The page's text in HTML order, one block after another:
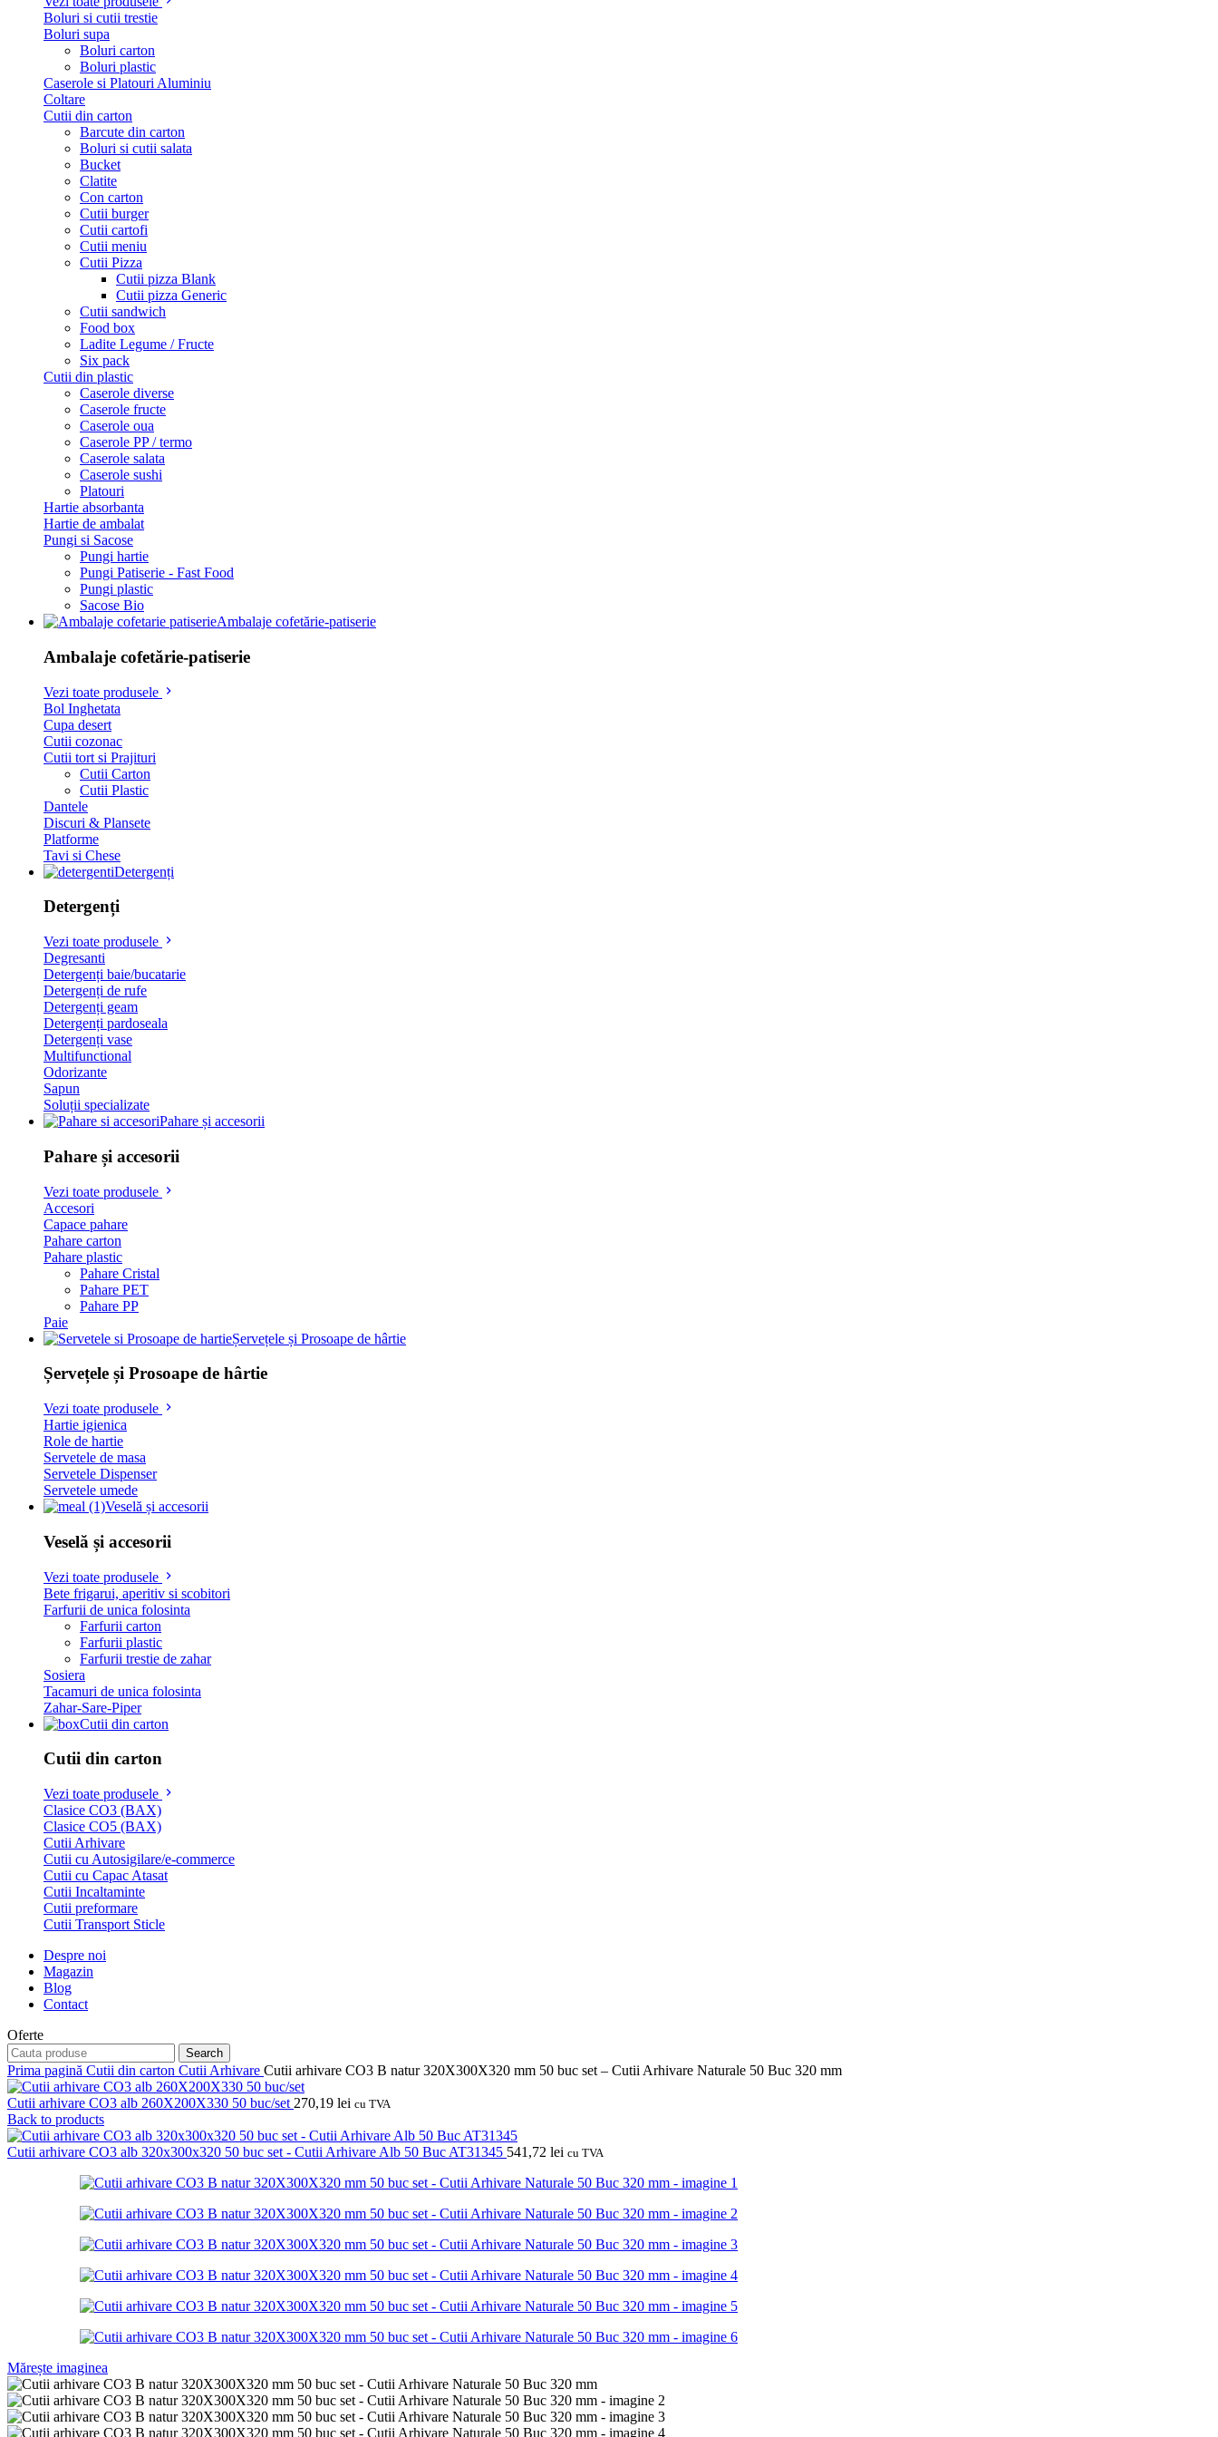
Boluri si cutii trestie
Boluri supa
Boluri carton
Boluri plastic
Caserole si Platouri Aluminiu
Coltare
Cutii din carton
Barcute din carton
Boluri si cutii salata
Bucket
Clatite
Con carton
Cutii burger
Cutii cartofi
Cutii meniu
Cutii Pizza
Cutii pizza Blank
Cutii pizza Generic
Cutii sandwich
Food box
Ladite Legume / Fructe
Six pack
Cutii din plastic
Caserole diverse
Caserole fructe
Caserole oua
Caserole PP / termo
Caserole salata
Caserole sushi
Platouri
Hartie absorbanta
Hartie de ambalat
Pungi si Sacose
Pungi hartie
Pungi Patiserie - Fast Food
Pungi plastic
Sacose Bio
Ambalaje cofetărie-patiserie
Ambalaje cofetărie-patiserie
Vezi toate produsele
Bol Inghetata
Cupa desert
Cutii cozonac
Cutii tort si Prajituri
Cutii Carton
Cutii Plastic
Dantele
Discuri & Plansete
Platforme
Tavi si Chese
Detergenți
Detergenți
Vezi toate produsele
Degresanti
Detergenți baie/bucatarie
Detergenți de rufe
Detergenți geam
Detergenți pardoseala
Detergenți vase
Multifunctional
Odorizante
Sapun
Soluții specializate
Pahare și accesorii
Pahare și accesorii
Vezi toate produsele
Accesori
Capace pahare
Pahare carton
Pahare plastic
Pahare Cristal
Pahare PET
Pahare PP
Paie
Șervețele și Prosoape de hârtie
Șervețele și Prosoape de hârtie
Vezi toate produsele
Hartie igienica
Role de hartie
Servetele de masa
Servetele Dispenser
Servetele umede
Veselă și accesorii
Veselă și accesorii
Vezi toate produsele
Bete frigarui, aperitiv si scobitori
Farfurii de unica folosinta
Farfurii carton
Farfurii plastic
Farfurii trestie de zahar
Sosiera
Tacamuri de unica folosinta
Zahar-Sare-Piper
Cutii din carton
Cutii din carton
Vezi toate produsele
Clasice CO3 (BAX)
Clasice CO5 (BAX)
Cutii Arhivare
Cutii cu Autosigilare/e-commerce
Cutii cu Capac Atasat
Cutii Incaltaminte
Cutii preformare
Cutii Transport Sticle
Despre noi
Magazin
Blog
Contact
Oferte
Search
Prima pagină Cutii din carton Cutii Arhivare Cutii arhivare CO3 B natur 320X300X320 mm 50 buc set – Cutii Arhivare Naturale 50 Buc 320 mm
Cutii arhivare CO3 alb 260X200X330 50 buc/set 270,19 lei cu TVA
Back to products
Cutii arhivare CO3 alb 320x300x320 50 buc set - Cutii Arhivare Alb 50 Buc AT31345 541,72 lei cu TVA
Mărește imaginea